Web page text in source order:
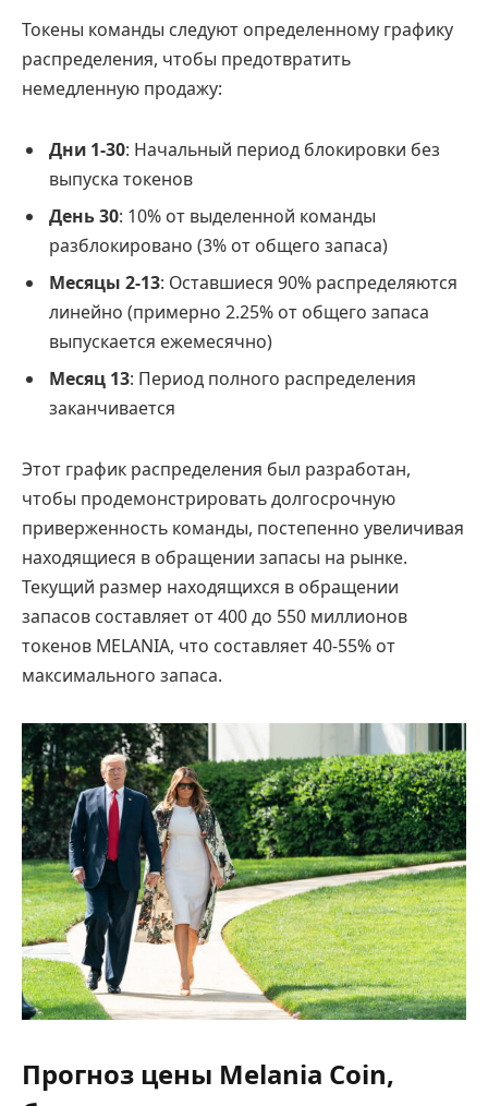
Токены команды следуют определенному графику
распределения, чтобы предотвратить
немедленную продажу:
Дни 1-30: Начальный период блокировки без
выпуска токенов
День 30: 10% от выделенной команды
разблокировано (3% от общего запаса)
Месяцы 2-13: Оставшиеся 90% распределяются
линейно (примерно 2.25% от общего запаса
выпускается ежемесячно)
Месяц 13: Период полного распределения
заканчивается
Этот график распределения был разработан,
чтобы продемонстрировать долгосрочную
приверженность команды, постепенно увеличивая
находящиеся в обращении запасы на рынке.
Текущий размер находящихся в обращении
запасов составляет от 400 до 550 миллионов
токенов MELANIA, что составляет 40-55% от
максимального запаса.
Прогноз цены Melania Coin,